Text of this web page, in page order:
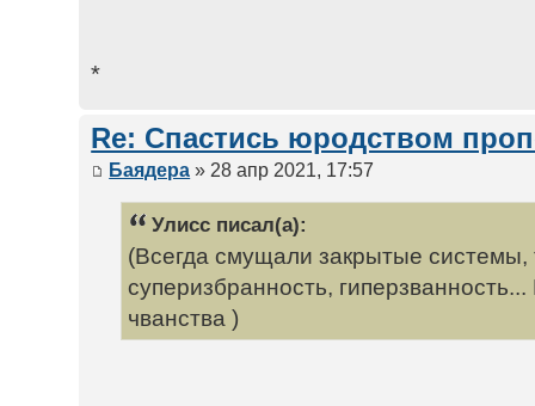
*
Re: Спастись юродством
Баядера » 28 апр 2021, 17:57
Улисс писал(а):
(Всегда смущали закрытые
суперизбранность,
чванства )